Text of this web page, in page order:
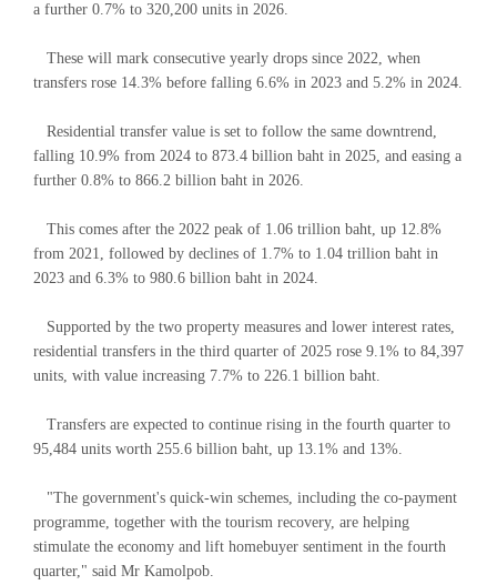
a further 0.7% to 320,200 units in 2026.
These will mark consecutive yearly drops since 2022, when
transfers rose 14.3% before falling 6.6% in 2023 and 5.2% in 2024.
Residential transfer value is set to follow the same downtrend,
falling 10.9% from 2024 to 873.4 billion baht in 2025, and easing a
further 0.8% to 866.2 billion baht in 2026.
This comes after the 2022 peak of 1.06 trillion baht, up 12.8%
from 2021, followed by declines of 1.7% to 1.04 trillion baht in
2023 and 6.3% to 980.6 billion baht in 2024.
Supported by the two property measures and lower interest rates,
residential transfers in the third quarter of 2025 rose 9.1% to 84,397
units, with value increasing 7.7% to 226.1 billion baht.
Transfers are expected to continue rising in the fourth quarter to
95,484 units worth 255.6 billion baht, up 13.1% and 13%.
"The government's quick-win schemes, including the co-payment
programme, together with the tourism recovery, are helping
stimulate the economy and lift homebuyer sentiment in the fourth
quarter," said Mr Kamolpob.